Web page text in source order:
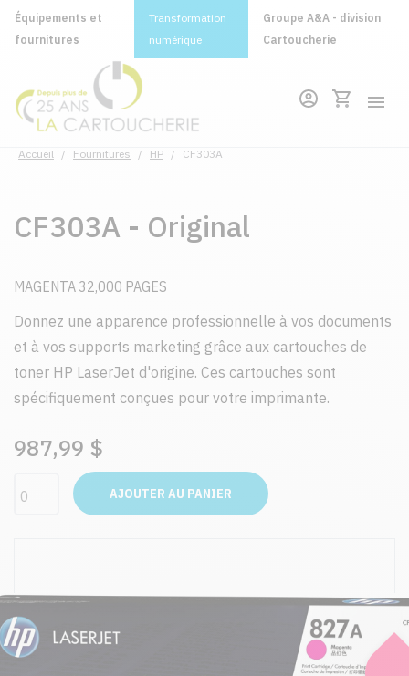
Équipements et
fournitures
Transformation
numérique
Groupe A&A - division
Cartoucherie
Accueil / Fournitures / HP / CF303A
CF303A - Original
MAGENTA 32,000 PAGES
Donnez une apparence professionnelle à vos documents
et à vos supports marketing grâce aux cartouches de
toner HP LaserJet d'origine. Ces cartouches sont
spécifiquement conçues pour votre imprimante.
987,99 $
AJOUTER AU PANIER